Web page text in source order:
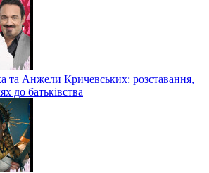
та Анжели Кричевських: розставання,
до батьківства